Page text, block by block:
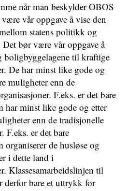
når man beskylder OBOS
vår oppgave å vise den
statens politikk og
Det bør være vår oppgave å
boligbyggelagene til kraftige
De har minst like gode og
muligheter enn de
F.eks. er det bare
har minst like gode og etter
enn de tradisjonelle
F.eks. er det bare
organiserer de husløse og
i dette land i
Klassesamarbeidslinjen til
derfor bare et uttrykk for